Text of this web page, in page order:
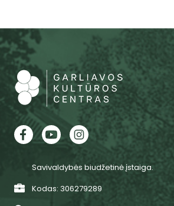
Savivaldybės biudžetinė įstaiga.
Kodas: 306279289